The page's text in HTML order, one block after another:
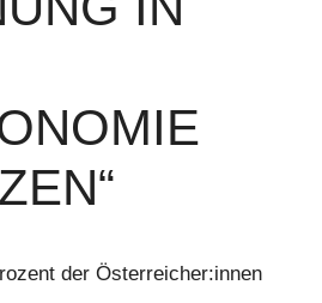
der Österreicher:innen